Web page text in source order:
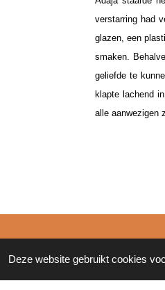
Deze website gebruikt cookies
verstarring had
glazen, een
smaken.
geliefde te
klapte lachend
alle aanwezigen
© 2011 - 2026